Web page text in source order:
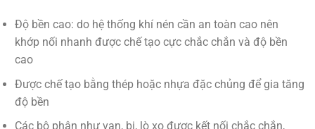
Độ bền cao: do hệ thống khí nén cần an toàn cao nên
khớp nối nhanh được chế tạo cực chắc chắn và độ bền
cao
Được chế tạo bằng thép hoặc nhựa đặc chủng để gia tăng
độ bền
Các bộ phận như van, bi, lò xo được kết nối chắc chắn,